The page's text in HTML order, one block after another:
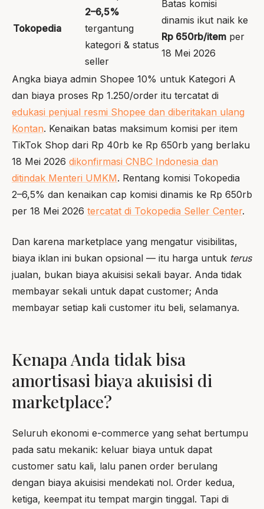
Tokopedia
2–6,5%
tergantung
kategori & status
seller
Batas komisi
dinamis ikut naik ke
Rp 650rb/item per
18 Mei 2026
Angka biaya admin Shopee 10% untuk Kategori A
dan biaya proses Rp 1.250/order itu tercatat di
edukasi penjual resmi Shopee dan diberitakan ulang
Kontan. Kenaikan batas maksimum komisi per item
TikTok Shop dari Rp 40rb ke Rp 650rb yang berlaku
18 Mei 2026 dikonfirmasi CNBC Indonesia dan
ditindak Menteri UMKM. Rentang komisi Tokopedia
2–6,5% dan kenaikan cap komisi dinamis ke Rp 650rb
per 18 Mei 2026 tercatat di Tokopedia Seller Center.
Dan karena marketplace yang mengatur visibilitas,
biaya iklan ini bukan opsional — itu harga untuk terus
jualan, bukan biaya akuisisi sekali bayar. Anda tidak
membayar sekali untuk dapat customer; Anda
membayar setiap kali customer itu beli, selamanya.
Kenapa Anda tidak bisa
amortisasi biaya akuisisi di
marketplace?
Seluruh ekonomi e-commerce yang sehat bertumpu
pada satu mekanik: keluar biaya untuk dapat
customer satu kali, lalu panen order berulang
dengan biaya akuisisi mendekati nol. Order kedua,
ketiga, keempat itu tempat margin tinggal. Tapi di